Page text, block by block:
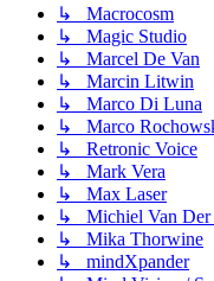
↳ Macrocosm
↳ Magic Studio
↳ Marcel De Van
↳ Marcin Litwin
↳ Marco Di Luna
↳ Marco
↳ Retronic Voice
↳ Mark Vera
↳ Max Laser
↳ Michiel Van
↳ Mika Thorwine
↳ mindXpander